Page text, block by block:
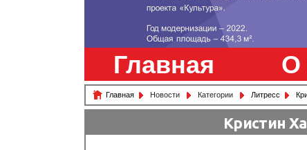
Главная О
Главная Новости Категории Литресс
Кристин